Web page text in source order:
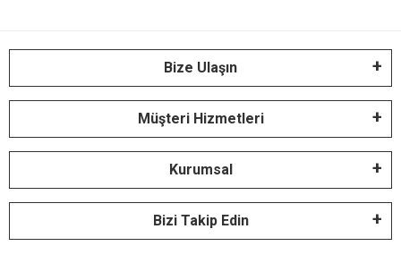
Bize Ulaşın
Müşteri Hizmetleri
Kurumsal
Bizi Takip Edin